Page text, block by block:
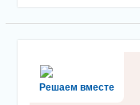
Решаем вместе